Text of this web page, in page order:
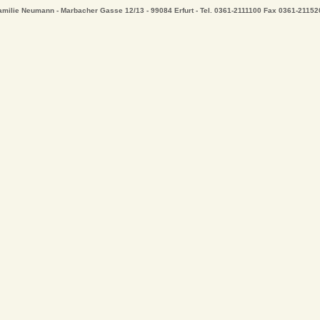
Neumann - Marbacher Gasse 12/13 - 99084 Erfurt - Tel. 0361-2111100 Fax 0361-